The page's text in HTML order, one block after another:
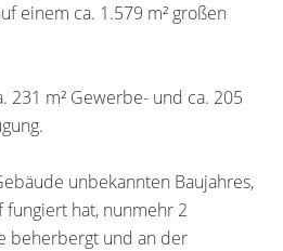
einem ca. 1.579 m² großen
231 m² Gewerbe- und ca. 205
unbekannten Baujahres,
fungiert hat, nunmehr 2
beherbergt und an der